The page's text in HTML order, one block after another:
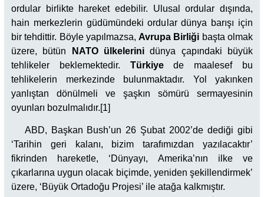
ordular birlikte hareket edebilir. Ulusal ordular dışında,
hain merkezlerin güdümündeki ordular dünya barışı için
bir tehdittir. Böyle yapılmazsa,Avrupa Birliği başta olmak
üzere, bütün
NATO ülkelerini dünya çapındaki büyük
tehlikeler beklemektedir. Türkiyede maalesef bu
tehlikelerin merkezinde bulunmaktadır. Yol yakınken
yanlıştan dönülmeli ve şaşkın sömürü sermayesinin
oyunları bozulmalıdır.[1]
ABD, Başkan Bush’un 26 Şubat 2002’de dediği gibi
‘Tarihin geri kalanı, bizim tarafımızdan yazılacaktır’
fikrinden hareketle, ‘Dünyayı, Amerika’nın ilke ve
çıkarlarına uygun olacak biçimde, yeniden şekillendirmek’
üzere, ‘Büyük Ortadoğu Projesi’ ile atağa kalkmıştır.